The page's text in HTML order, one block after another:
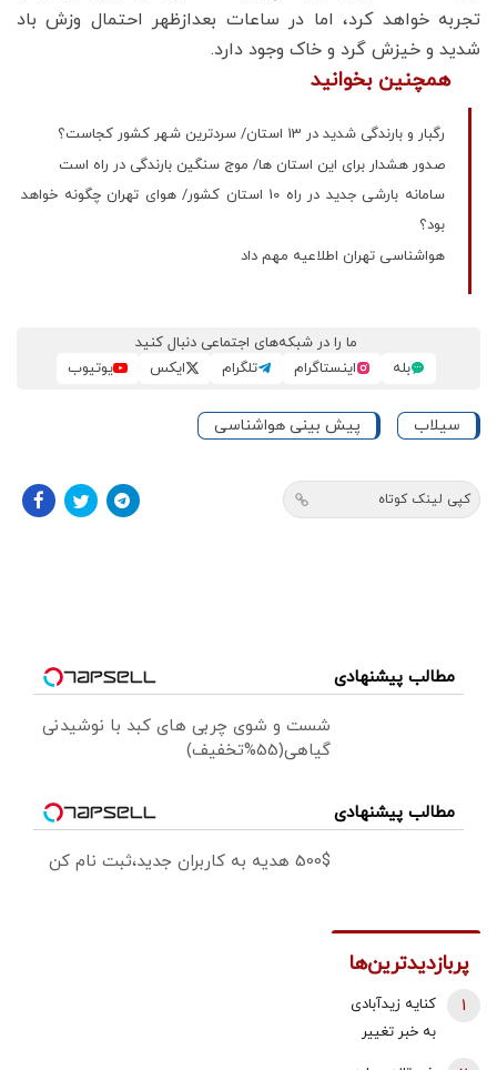
تجربه خواهد کرد، اما در ساعات بعدازظهر احتمال وزش باد
شدید و خیزش گرد و خاک وجود دارد.
همچنین بخوانید
رگبار و بارندگی شدید در 13 استان/ سردترین شهر کشور کجاست؟
صدور هشدار برای این استان ها/ موج سنگین بارندگی در راه است
سامانه بارشی جدید در راه 10 استان کشور/ هوای تهران چگونه خواهد
بود؟
هواشناسی تهران اطلاعیه مهم داد
ما را در شبکه‌های اجتماعی دنبال کنید
بله
اینستاگرام تلگرام ایکس یوتیوب
سیلاب پیش بینی هواشناسی
کپی لینک کوتاه
مطالب پیشنهادی
شست و شوی چربی های کبد با نوشیدنی
گیاهی(55%تخفیف)
مطالب پیشنهادی
500$ هدیه به کاربران جدید،ثبت نام کن
پربازدیدترین‌ها
کنایه زیدآبادی
به خبر تغییر
1